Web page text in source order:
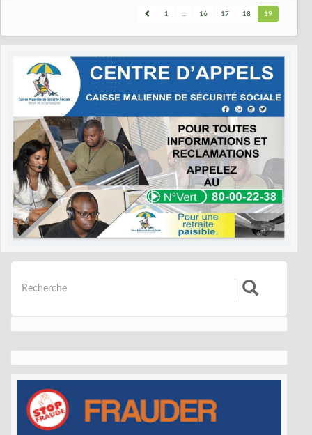
1 ... 16 17 18 19